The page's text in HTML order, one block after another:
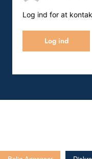
Log ind for at
Log ind